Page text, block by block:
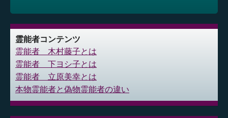
霊能者コンテンツ
霊能者 木村藤子とは
霊能者 下ヨシ子とは
霊能者 立原美幸とは
本物霊能者と偽物霊能者の違い